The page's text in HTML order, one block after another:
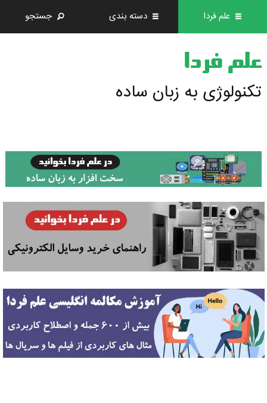
علم فردا دسته بندی جستجو
علم فردا
تکنولوژی به زبان ساده